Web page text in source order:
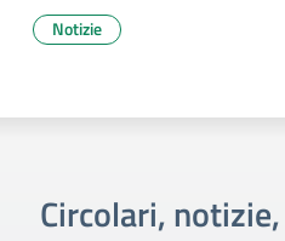
Notizie
Circolari,